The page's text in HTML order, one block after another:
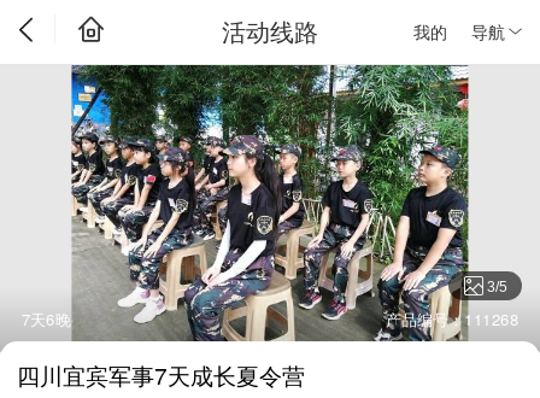
我的 导航
活动线路
3/5
7天6晚 产品编号：111268
四川宜宾军事7天成长夏令营